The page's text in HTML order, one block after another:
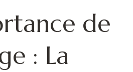
de
: La